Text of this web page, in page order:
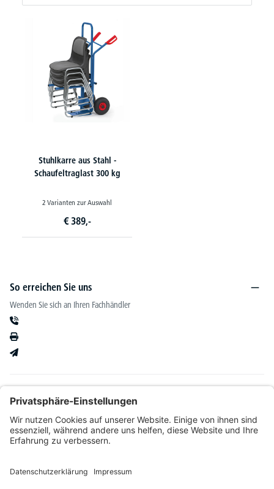
Stuhlkarre aus Stahl -
Schaufeltraglast 300 kg
2 Varianten zur Auswahl
€ 389,-
So erreichen Sie uns
Wenden Sie sich an Ihren Fachhändler
Kataloge & mehr
Betriebseinrichtung. Wir behalten uns nach Bonitätsprüfung sowie bei Neukunden die
Wahl der Zahlungsabwicklung vor. Natürlich setzen wir uns mit Ihnen in Verbindung,